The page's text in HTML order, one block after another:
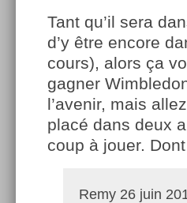
Tant qu’il sera
d’y être encore
cours), alors ça
gagner
l’avenir, mais
placé dans deux
coup à jouer.
Remy 26 juin